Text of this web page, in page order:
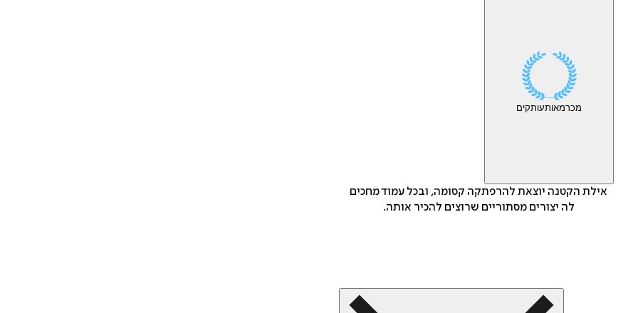
מכרמאותעותקים
אילת הקטנה יוצאת להרפתקה קסומה, ובכל עמוד מחכים
לה יצורים מסתוריים שרוצים להכיר אותה.